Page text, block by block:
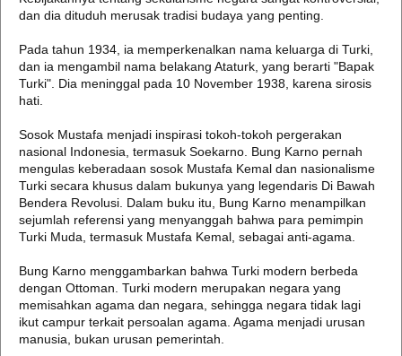
dan dia dituduh merusak tradisi budaya yang penting.
Pada tahun 1934, ia memperkenalkan nama keluarga di Turki,
dan ia mengambil nama belakang Ataturk, yang berarti "Bapak
Turki". Dia meninggal pada 10 November 1938, karena sirosis
hati.
Sosok Mustafa menjadi inspirasi tokoh-tokoh pergerakan
nasional Indonesia, termasuk Soekarno. Bung Karno pernah
mengulas keberadaan sosok Mustafa Kemal dan nasionalisme
Turki secara khusus dalam bukunya yang legendaris Di Bawah
Bendera Revolusi. Dalam buku itu, Bung Karno menampilkan
sejumlah referensi yang menyanggah bahwa para pemimpin
Turki Muda, termasuk Mustafa Kemal, sebagai anti-agama.
Bung Karno menggambarkan bahwa Turki modern berbeda
dengan Ottoman. Turki modern merupakan negara yang
memisahkan agama dan negara, sehingga negara tidak lagi
ikut campur terkait persoalan agama. Agama menjadi urusan
manusia, bukan urusan pemerintah.